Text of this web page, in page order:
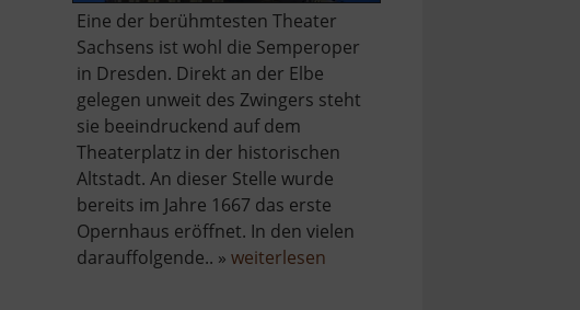
Eine der berühmtesten Theater
Sachsens ist wohl die Semperoper
in Dresden. Direkt an der Elbe
gelegen unweit des Zwingers steht
sie beeindruckend auf dem
Theaterplatz in der historischen
Altstadt. An dieser Stelle wurde
bereits im Jahre 1667 das erste
Opernhaus eröffnet. In den vielen
darauffolgende.. » weiterlesenüber